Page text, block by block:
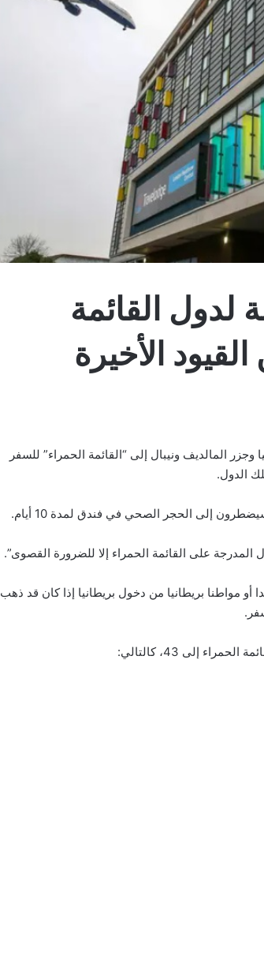
لدول القائمة
الأخيرة
المالديف ونيبال إلى “القائمة الحمراء” للسفر
الدول.
إلى الحجر الصحي في فندق لمدة 10 أيام.
المدرجة على القائمة الحمراء إلا للضرورة القصوى”.
مواطنا بريطانيا من دخول بريطانيا إذا كان قد ذهب
إلى 43، كالتالي: